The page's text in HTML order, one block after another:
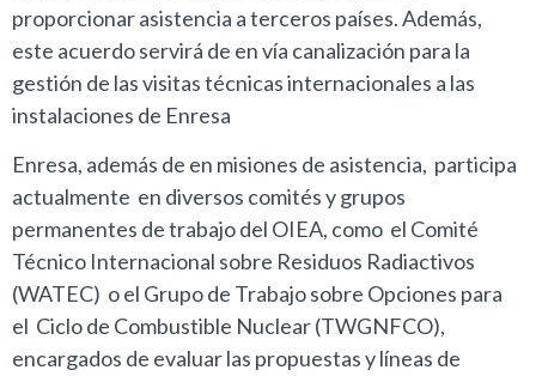
proporcionar asistencia a terceros países. Además,
este acuerdo servirá de en vía canalización para la
gestión de las visitas técnicas internacionales a las
instalaciones de Enresa
Enresa, además de en misiones de asistencia, participa
actualmente en diversos comités y grupos
permanentes de trabajo del OIEA, como el Comité
Técnico Internacional sobre Residuos Radiactivos
(WATEC) o el Grupo de Trabajo sobre Opciones para
el Ciclo de Combustible Nuclear (TWGNFCO),
encargados de evaluar las propuestas y líneas de